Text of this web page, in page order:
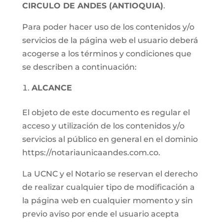
CIRCULO DE ANDES (ANTIOQUIA).
Para poder hacer uso de los contenidos y/o
servicios de la página web el usuario deberá
acogerse a los términos y condiciones que
se describen a continuación:
ALCANCE
El objeto de este documento es regular el
acceso y utilización de los contenidos y/o
servicios al público en general en el dominio
https://notariaunicaandes.com.co.
La UCNC y el Notario se reservan el derecho
de realizar cualquier tipo de modificación a
la página web en cualquier momento y sin
previo aviso por ende el usuario acepta